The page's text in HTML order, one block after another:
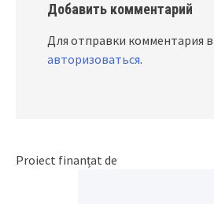
Добавить комментарий
Для отправки комментария
авторизоваться.
Proiect finanțat de